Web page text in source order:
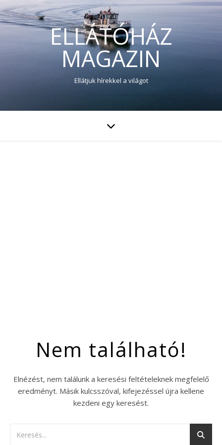
ELLÁTÓHÁZ
MAGAZIN
Ellátjuk hírekkel a világot
Nem található!
Elnézést, nem találunk a keresési feltételeknek megfelelő
eredményt. Másik kulcsszóval, kifejezéssel újra kellene
kezdeni egy keresést.